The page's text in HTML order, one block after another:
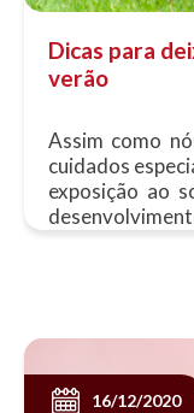
Dicas para
verão
Assim como
cuidados
exposição ao
16/12/2020